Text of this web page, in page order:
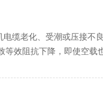
缆老化、受潮或压接不
效阻抗下降，即使空载